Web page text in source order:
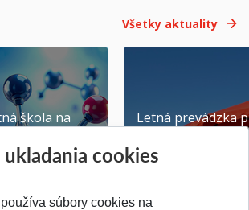
Všetky aktuality
škola na
Letná prevádzka
Pridané 23.06.2026
cookies
súbory cookies na